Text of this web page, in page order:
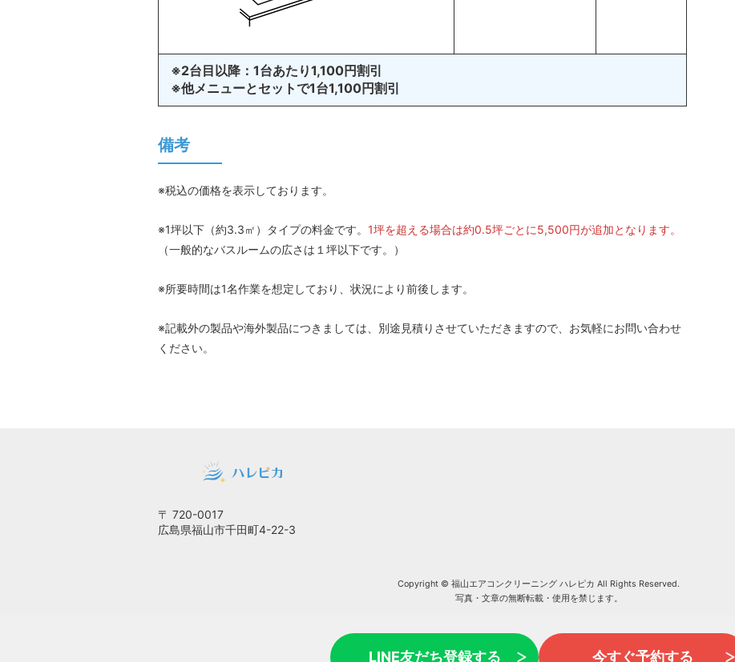
※2台目以降：1台あたり1,100円割引
※他メニューとセットで1台1,100円割引
備考
※税込の価格を表示しております。
※1坪以下（約3.3㎡）タイプの料金です。 1坪を超える場合は約0.5坪ごとに5,500円が追加となります。
（一般的なバスルームの広さは１坪以下です。）
※所要時間は1名作業を想定しており、状況により前後します。
※記載外の製品や海外製品につきましては、別途見積りさせていただきますので、お気軽にお問い合わせ
ください。
〒 720-0017
広島県福山市千田町4-22-3
Copyright © 福山エアコンクリーニング ハレピカ All Rights Reserved.
写真・文章の無断転載・使用を禁じます。
LINE友だち登録する 今すぐ予約する